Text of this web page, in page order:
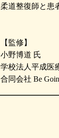
柔道整復師と患
【監修】
小野博道 氏
学校法人平成医
合同会社 Be